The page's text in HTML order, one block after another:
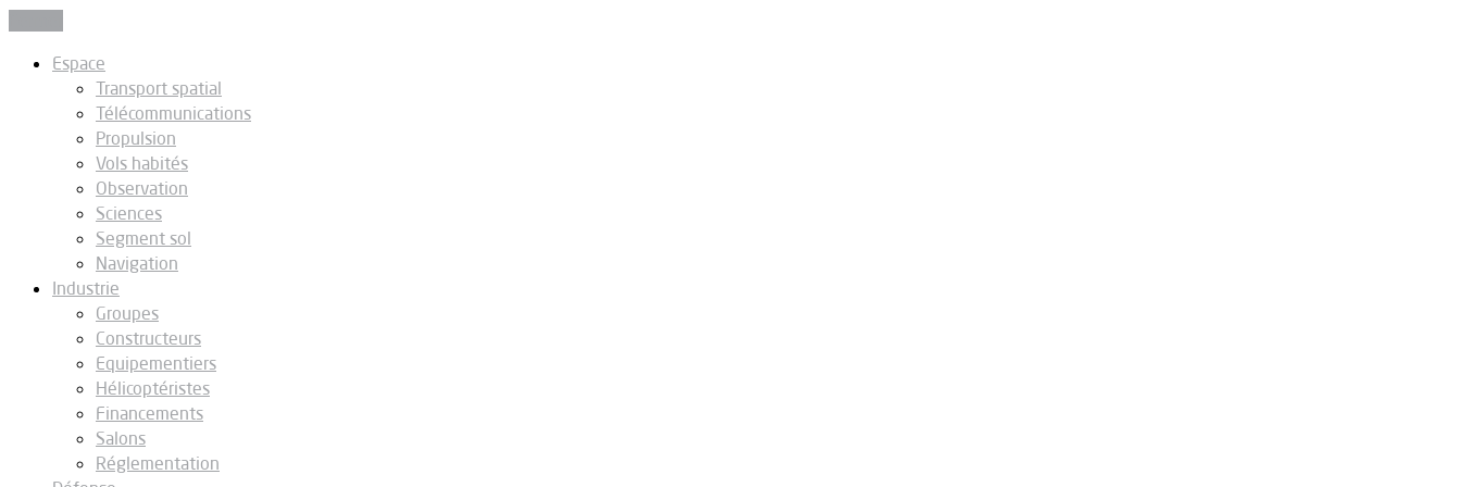
Espace
Transport spatial
Télécommunications
Propulsion
Vols habités
Observation
Sciences
Segment sol
Navigation
Industrie
Groupes
Constructeurs
Equipementiers
Hélicoptéristes
Financements
Salons
Réglementation